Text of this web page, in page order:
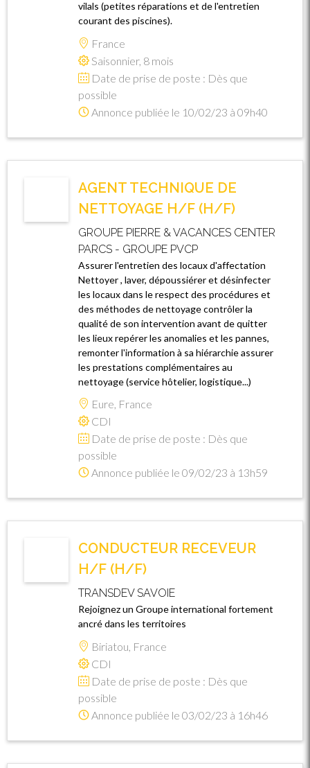
vilals (petites réparations et de l'entretien
courant des piscines).
France
Saisonnier, 8 mois
Date de prise de poste : Dès que
possible
Annonce publiée le 10/02/23 à 09h40
AGENT TECHNIQUE DE
NETTOYAGE H/F (H/F)
GROUPE PIERRE & VACANCES CENTER
PARCS - GROUPE PVCP
Assurer l'entretien des locaux d'affectation
Nettoyer , laver, dépoussiérer et désinfecter
les locaux dans le respect des procédures et
des méthodes de nettoyage contrôler la
qualité de son intervention avant de quitter
les lieux repérer les anomalies et les pannes,
remonter l'information à sa hiérarchie assurer
les prestations complémentaires au
nettoyage (service hôtelier, logistique...)
Eure, France
CDI
Date de prise de poste : Dès que
possible
Annonce publiée le 09/02/23 à 13h59
CONDUCTEUR RECEVEUR
H/F (H/F)
TRANSDEV SAVOIE
Rejoignez un Groupe international fortement
ancré dans les territoires
Biriatou, France
CDI
Date de prise de poste : Dès que
possible
Annonce publiée le 03/02/23 à 16h46